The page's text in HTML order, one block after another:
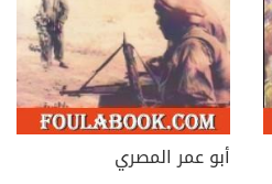
أبو عمر المصري